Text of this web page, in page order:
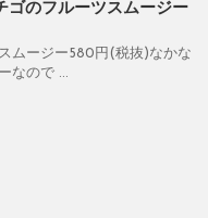
ゴのフルーツスムージー
ムージー580円(税抜)なかな
なので ...